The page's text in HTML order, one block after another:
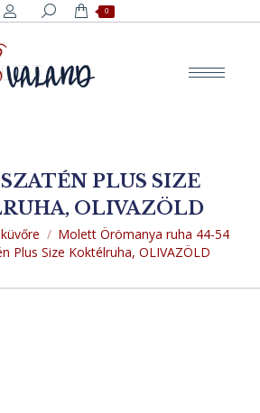
Search: 0
PLUS SIZE
OLIVAZÖLD
Molett Örömanya ruha 44-54
Plus Size Koktélruha, OLIVAZÖLD